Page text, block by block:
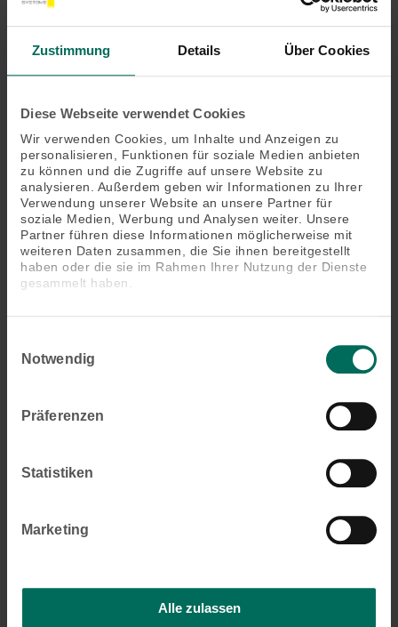
Zustimmung Details Über Cookies
Diese Webseite verwendet Cookies
Wir verwenden Cookies, um Inhalte und Anzeigen zu
personalisieren, Funktionen für soziale Medien anbieten
zu können und die Zugriffe auf unsere Website zu
analysieren. Außerdem geben wir Informationen zu Ihrer
Verwendung unserer Website an unsere Partner für
soziale Medien, Werbung und Analysen weiter. Unsere
Partner führen diese Informationen möglicherweise mit
weiteren Daten zusammen, die Sie ihnen bereitgestellt
haben oder die sie im Rahmen Ihrer Nutzung der Dienste
gesammelt haben.
Notwendig
Präferenzen
Statistiken
Marketing
Alle zulassen
(*Typen- und ausstattungsabhängig)
Das könnte Sie auch interessieren